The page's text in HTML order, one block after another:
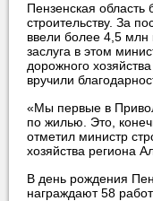
Пензенская
строительству. За
ввели более 4,5
заслуга в этом
дорожного
вручили
«Мы первые в
по жилью. Это,
отметил министр
хозяйства региона
В день рождения
награждают 58